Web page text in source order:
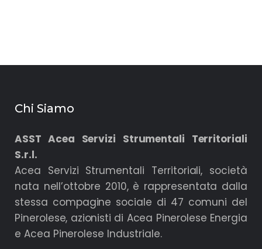
Chi Siamo
ASST Acea Servizi Strumentali Territoriali
S.r.l.
Acea Servizi Strumentali Territoriali, società
nata nell’ottobre 2010, è rappresentata dalla
stessa compagine sociale di 47 comuni del
Pinerolese, azionisti di Acea Pinerolese Energia
e Acea Pinerolese Industriale.